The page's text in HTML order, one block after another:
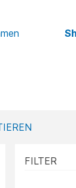
FILTER